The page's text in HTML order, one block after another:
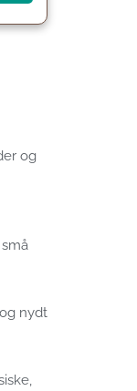
og
nydt